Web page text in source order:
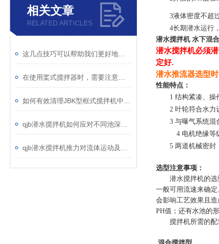
相关文章
RELATED ARTICLES
3液体密度不超
4长期潜水运行
潜水搅拌机 水下混
潜水搅拌机必须
定好.
潜水推流器选型
性能特点：
1 结构紧凑、操
2 叶轮符合水力
3 与曝气系统混
4 电机绝缘等
5 两道机械密封
选型注意事项：
潜水搅拌机的
一般可用流速来确
会影响工艺效果且
PH值；还有水池的
搅拌机所需的